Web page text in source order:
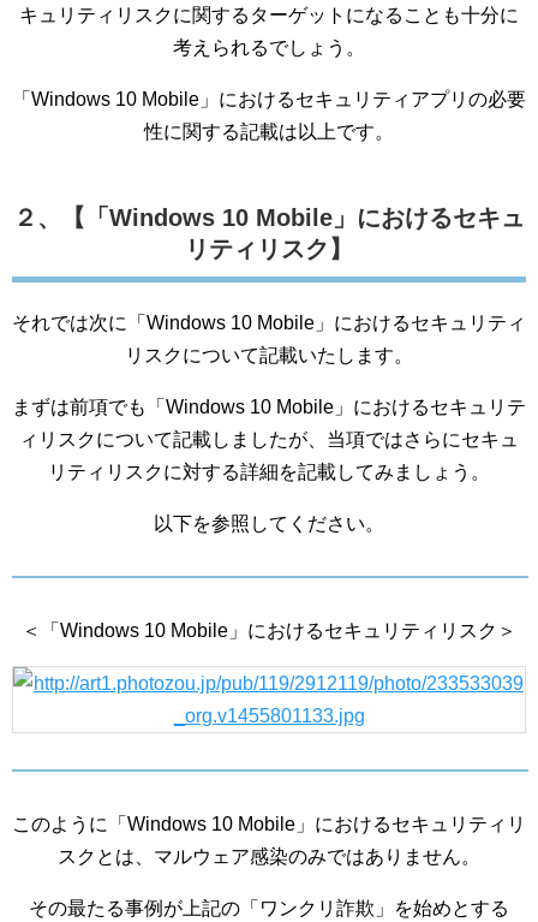
キュリティリスクに関するターゲットになることも十分に
考えられるでしょう。
「Windows 10 Mobile」におけるセキュリティアプリの必要
性に関する記載は以上です。
２、【「Windows 10 Mobile」におけるセキュ
リティリスク】
それでは次に「Windows 10 Mobile」におけるセキュリティ
リスクについて記載いたします。
まずは前項でも「Windows 10 Mobile」におけるセキュリテ
ィリスクについて記載しましたが、当項ではさらにセキュ
リティリスクに対する詳細を記載してみましょう。
以下を参照してください。
＜「Windows 10 Mobile」におけるセキュリティリスク＞
このように「Windows 10 Mobile」におけるセキュリティリ
スクとは、マルウェア感染のみではありません。
その最たる事例が上記の「ワンクリ詐欺」を始めとする